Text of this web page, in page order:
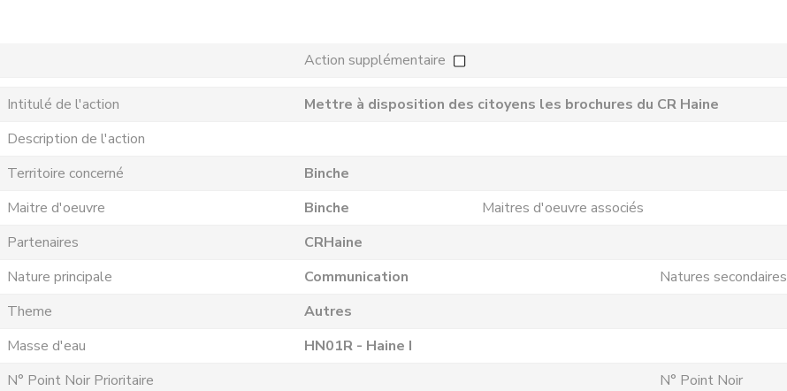
Action supplémentaire
Intitulé de l'action
Mettre à disposition des citoyens les brochures du CR Haine
Description de l'action
Territoire concerné
Binche
Maitre d'oeuvre
Binche
Maitres d'oeuvre associés
Partenaires
CRHaine
Nature principale
Communication
Natures secondaires
Theme
Autres
Masse d'eau
HN01R - Haine I
N° Point Noir Prioritaire
N° Point Noir